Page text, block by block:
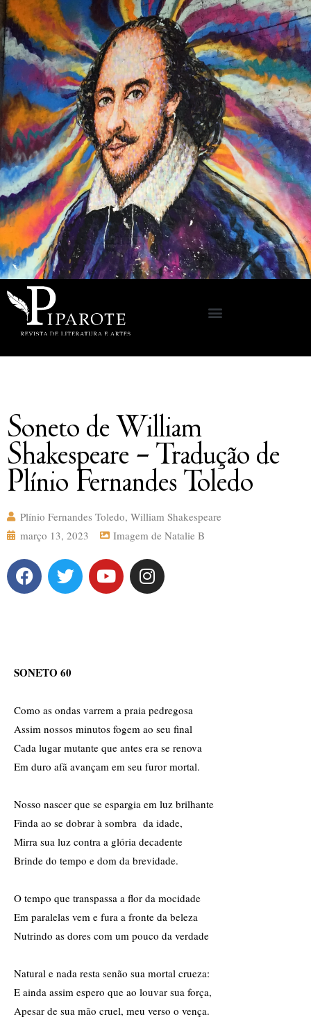
Soneto de William
Shakespeare – Tradução de
Plínio Fernandes Toledo
Plínio Fernandes Toledo, William Shakespeare
março 13, 2023
Imagem de Natalie B
SONETO 60
Como as ondas varrem a praia pedregosa
Assim nossos minutos fogem ao seu final
Cada lugar mutante que antes era se renova
Em duro afã avançam em seu furor mortal.
Nosso nascer que se espargia em luz brilhante
Finda ao se dobrar à sombra da idade,
Mirra sua luz contra a glória decadente
Brinde do tempo e dom da brevidade.
O tempo que transpassa a flor da mocidade
Em paralelas vem e fura a fronte da beleza
Nutrindo as dores com um pouco da verdade
Natural e nada resta senão sua mortal crueza:
E ainda assim espero que ao louvar sua força,
Apesar de sua mão cruel, meu verso o vença.